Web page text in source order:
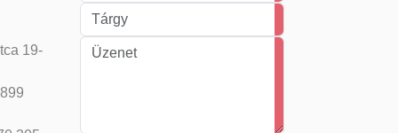
19-